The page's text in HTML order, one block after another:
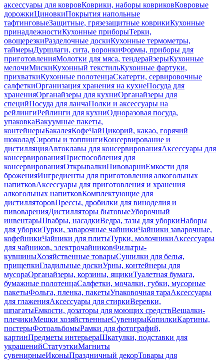
аксессуары для ковровКоврики, наборы ковриковКовровые
дорожкиЦиновкиПокрытия напольные
тафтинговыеЗащитные, грязезащитные коврикиКухонные
принадлежностиКухонные приборыТерки,
овощерезкиРазделочные доскиКухонные термометры,
таймерыДуршлаги, сита, воронкиФормы, приборы для
приготовленияМолотки для мяса, тендерайзерыКухонные
мелочиМискиКухонный текстильКухонные фартуки,
прихваткиКухонные полотенцаСкатерти, сервировочные
салфеткиОрганизация хранения на кухнеПосуда для
храненияОрганайзеры для кухниОрганайзеры для
специйПосуда для ланчаПолки и аксессуары на
рейлингиРейлинги для кухниОдноразовая посуда,
упаковкаВакуумные пакеты,
контейнерыБакалеяКофеЧайЦикорий, какао, горячий
шоколадСиропы и топпингиКонсервирование и
дистилляцияАвтоклавы для консервированияАксессуары для
консервированияПриспособления для
консервированияОткрывалкиПивоварниЕмкости для
броженияИнгредиенты для приготовления алкогольных
напитковАксессуары для приготовления и хранения
алкогольных напитковКомплектующие для
дистилляторовПрессы, дробилки для виноделия и
пивоваренияДистилляторы бытовыеУборочный
инвентарьШвабры, насадкиВедра, тазы для уборкиНаборы
для уборкиТурки, заварочные чайникиЧайники заварочные,
кофейникиЧайники для плитыТурки, молочникиАксессуары
для чайников, электрочайниковФильтры-
кувшиныХозяйственные товарыСушилки для белья,
прищепкиГладильные доскиУрны, контейнеры для
мусораОрганайзеры, корзины, ящикиТуалетная бумага,
бумажные полотенцаСалфетки, мочалки, губки, мусорные
пакетыФольга, пленка, пакетыУпаковочная тараАксессуары
для глаженияАксессуары для стиркиВеревки,
шпагатыЕмкости, дозаторы для моющих средствВешалки-
плечикиМешки хозяйственныеСувенирыКопилкиКартины,
постерыФотоальбомыРамки для фотографий,
картинПредметы интерьераШкатулки, подставки для
украшенийСтатуэткиМагниты
сувенирныеИконыПраздничный декорТовары для